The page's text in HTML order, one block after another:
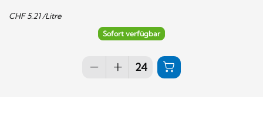
CHF5.21/Litre
Sofort verfügbar